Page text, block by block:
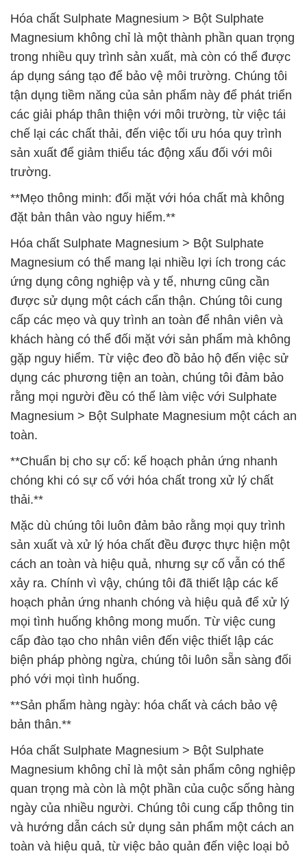
Hóa chất Sulphate Magnesium > Bột Sulphate
Magnesium không chỉ là một thành phần quan trọng
trong nhiều quy trình sản xuất, mà còn có thể được
áp dụng sáng tạo để bảo vệ môi trường. Chúng tôi
tận dụng tiềm năng của sản phẩm này để phát triển
các giải pháp thân thiện với môi trường, từ việc tái
chế lại các chất thải, đến việc tối ưu hóa quy trình
sản xuất để giảm thiểu tác động xấu đối với môi
trường.
**Mẹo thông minh: đối mặt với hóa chất mà không
đặt bản thân vào nguy hiểm.**
Hóa chất Sulphate Magnesium > Bột Sulphate
Magnesium có thể mang lại nhiều lợi ích trong các
ứng dụng công nghiệp và y tế, nhưng cũng cần
được sử dụng một cách cẩn thận. Chúng tôi cung
cấp các mẹo và quy trình an toàn để nhân viên và
khách hàng có thể đối mặt với sản phẩm mà không
gặp nguy hiểm. Từ việc đeo đồ bảo hộ đến việc sử
dụng các phương tiện an toàn, chúng tôi đảm bảo
rằng mọi người đều có thể làm việc với Sulphate
Magnesium > Bột Sulphate Magnesium một cách an
toàn.
**Chuẩn bị cho sự cố: kế hoạch phản ứng nhanh
chóng khi có sự cố với hóa chất trong xử lý chất
thải.**
Mặc dù chúng tôi luôn đảm bảo rằng mọi quy trình
sản xuất và xử lý hóa chất đều được thực hiện một
cách an toàn và hiệu quả, nhưng sự cố vẫn có thể
xảy ra. Chính vì vậy, chúng tôi đã thiết lập các kế
hoạch phản ứng nhanh chóng và hiệu quả để xử lý
mọi tình huống không mong muốn. Từ việc cung
cấp đào tạo cho nhân viên đến việc thiết lập các
biện pháp phòng ngừa, chúng tôi luôn sẵn sàng đối
phó với mọi tình huống.
**Sản phẩm hàng ngày: hóa chất và cách bảo vệ
bản thân.**
Hóa chất Sulphate Magnesium > Bột Sulphate
Magnesium không chỉ là một sản phẩm công nghiệp
quan trọng mà còn là một phần của cuộc sống hàng
ngày của nhiều người. Chúng tôi cung cấp thông tin
và hướng dẫn cách sử dụng sản phẩm một cách an
toàn và hiệu quả, từ việc bảo quản đến việc loại bỏ